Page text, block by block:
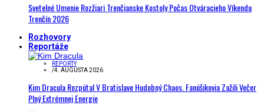
Svetelné Umenie Rozžiari Trenčianske Kostoly Počas Otváracieho Víkendu
Trenčín 2026
Rozhovory
Reportáže
REPORTY
/4. AUGUSTA 2026
Kim Dracula Rozpútal V Bratislave Hudobný Chaos. Fanúšikovia Zažili Večer
Plný Extrémnej Energie